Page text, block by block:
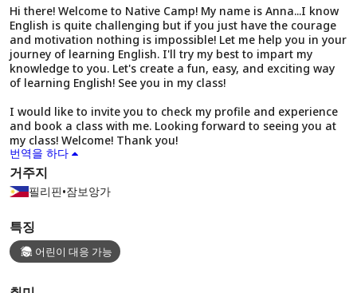
Hi there! Welcome to Native Camp! My name is Anna...I know
English is quite challenging but if you just have the courage
and motivation nothing is impossible! Let me help you in your
journey of learning English. I'll try my best to impart my
knowledge to you. Let's create a fun, easy, and exciting way
of learning English! See you in my class!
I would like to invite you to check my profile and experience
and book a class with me. Looking forward to seeing you at
my class! Welcome! Thank you!
번역을 하다
거주지
필리핀•잠보앙가
특징
어린이 대응 가능